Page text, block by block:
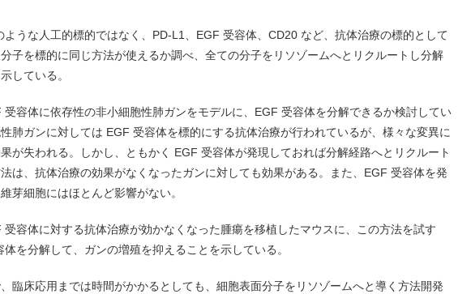
ような人工的標的ではなく、PD-L1、EGF 受容体、CD20 など、抗体治療の標的として
子を標的に同じ方法が使えるか調べ、全ての分子をリソゾームへとリクルートし分解
している。
受容体に依存性の非小細胞性肺ガンをモデルに、EGF 受容体を分解できるか検討してい
肺ガンに対しては EGF 受容体を標的にする抗体治療が行われているが、様々な変異に
が失われる。しかし、ともかく EGF 受容体が発現しておれば分解経路へとリクルート
は、抗体治療の効果がなくなったガンに対しても効果がある。また、EGF 受容体を発
芽細胞にはほとんど影響がない。
受容体に対する抗体治療が効かなくなった腫瘍を移植したマウスに、この方法を試す
体を分解して、ガンの増殖を抑えることを示している。
臨床応用までは時間がかかるとしても、細胞表面分子をリソゾームへと導く方法開発